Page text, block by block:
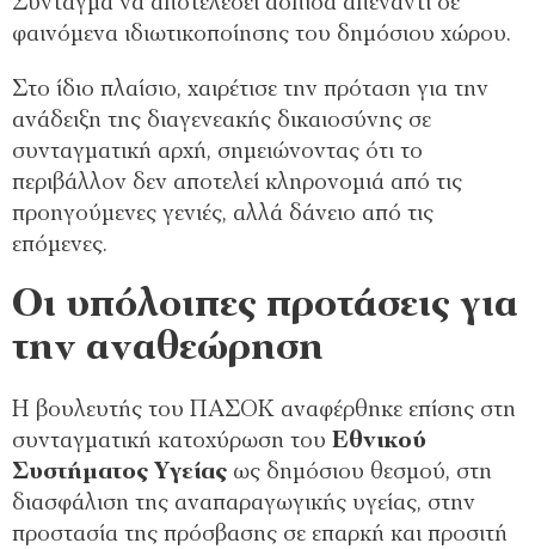
φαινόμενα ιδιωτικοποίησης του δημόσιου χώρου.
Στο ίδιο πλαίσιο, χαιρέτισε την πρόταση για την
ανάδειξη της διαγενεακής δικαιοσύνης σε
συνταγματική αρχή, σημειώνοντας ότι το
περιβάλλον δεν αποτελεί κληρονομιά από τις
προηγούμενες γενιές, αλλά δάνειο από τις
επόμενες.
Οι υπόλοιπες προτάσεις για
την αναθεώρηση
Η βουλευτής του ΠΑΣΟΚ αναφέρθηκε επίσης στη
συνταγματική κατοχύρωση του Εθνικού
Συστήματος Υγείας ως δημόσιου θεσμού, στη
διασφάλιση της αναπαραγωγικής υγείας, στην
προστασία της πρόσβασης σε επαρκή και προσιτή